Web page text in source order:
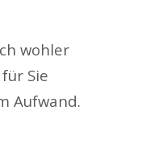
wohler
Sie
Aufwand.